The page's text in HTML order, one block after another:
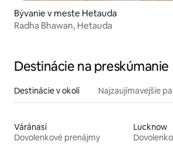
Bývanie v meste Hetauda
Radha Bhawan, Hetauda
Destinácie na preskúmanie
Destinácie v okolí Najzaujímavejšie
Váránasí
Dovolenkové prenájmy
Lucknow